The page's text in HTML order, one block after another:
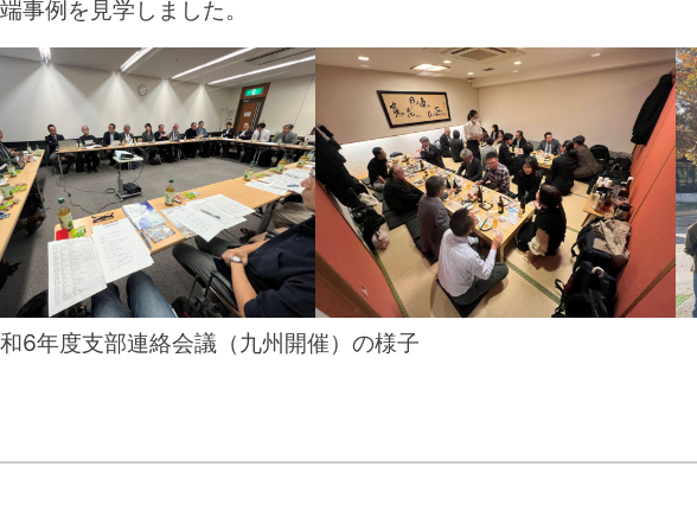
事例を見学しました。
6年度支部連絡会議（九州開催）の様子